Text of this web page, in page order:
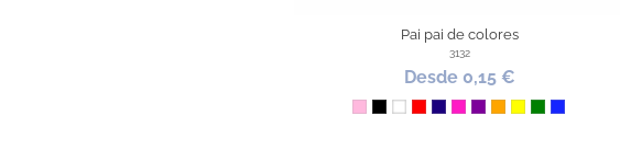
Pai pai de colores
3132
Desde 0,15 €
RosaNegroBlanco
RojoAzul Oscuro
FucsiaMorado
Naranja
Amarillo
VerdeAzul Royal